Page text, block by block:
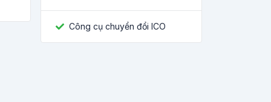
Công cụ chuyển đổi ICO